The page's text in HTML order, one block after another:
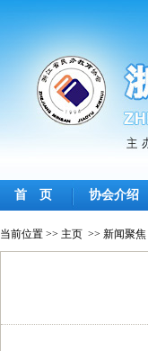
首 页 协会介绍
当前位置 >> 主页 >> 新闻聚焦